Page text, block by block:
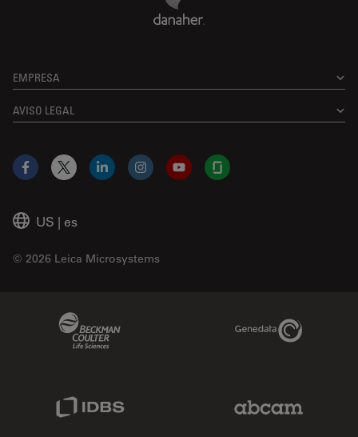
EMPRESA
AVISO LEGAL
US | es
© 2026 Leica Microsystems
Facebook
X LinkedInInstagramYouTubeGlassdoor
Genedata Link